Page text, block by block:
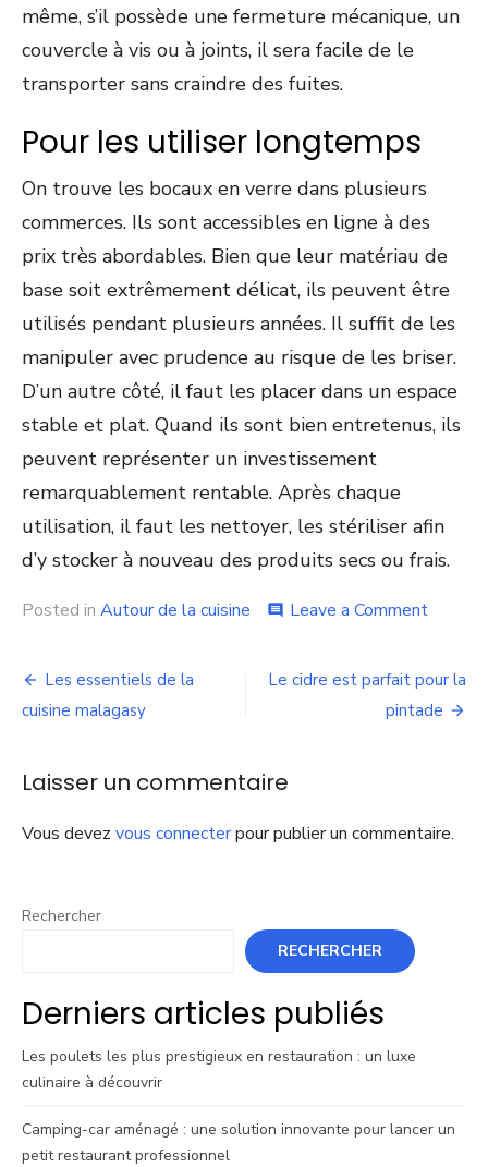
même, s’il possède une fermeture mécanique, un
couvercle à vis ou à joints, il sera facile de le
transporter sans craindre des fuites.
Pour les utiliser longtemps
On trouve les bocaux en verre dans plusieurs
commerces. Ils sont accessibles en ligne à des
prix très abordables. Bien que leur matériau de
base soit extrêmement délicat, ils peuvent être
utilisés pendant plusieurs années. Il suffit de les
manipuler avec prudence au risque de les briser.
D’un autre côté, il faut les placer dans un espace
stable et plat. Quand ils sont bien entretenus, ils
peuvent représenter un investissement
remarquablement rentable. Après chaque
utilisation, il faut les nettoyer, les stériliser afin
d’y stocker à nouveau des produits secs ou frais.
Posted in Autour de la cuisine comment Leave a Commenton
ses
avec
?
Navigation
de
Les essentiels de la
cuisine malagasy
Le cidre est parfait pour la
pintade
Laisser un commentaire
Vous devez vous connecterpour publier un commentaire.
Rechercher
RECHERCHER
Derniers articles publiés
Les poulets les plus prestigieux en restauration : un luxe
culinaire à découvrir
Camping-car aménagé : une solution innovante pour lancer un
petit restaurant professionnel